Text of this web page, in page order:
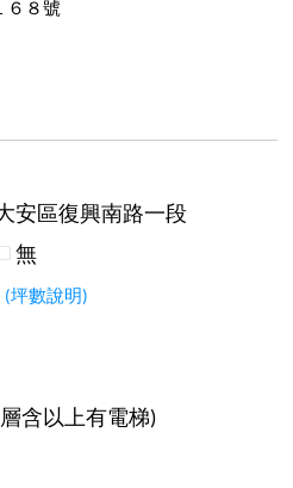
６８號
安區復興南路一段
無
(坪數說明)
含以上有電梯)